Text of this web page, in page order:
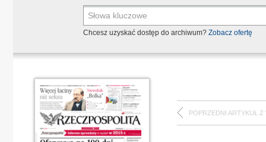
Chcesz uzyskać dostęp do archiwum? Zobacz ofertę
POPRZEDNI ARTYKUŁ Z